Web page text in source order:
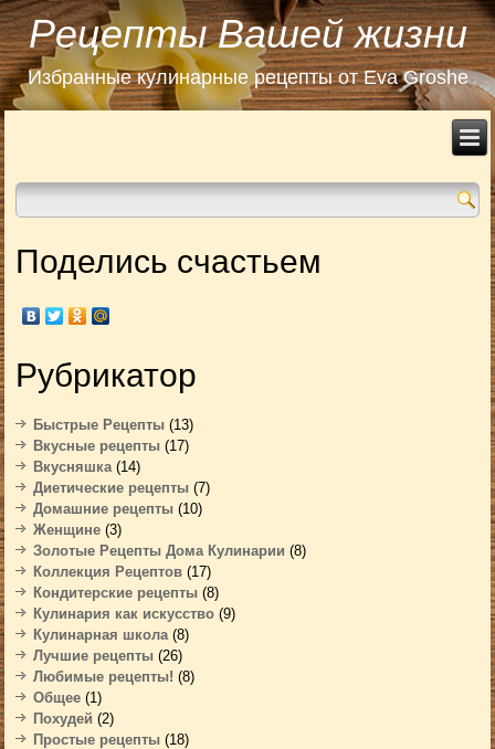
Рецепты Вашей жизни
Избранные кулинарные рецепты от Eva Groshe
Поделись счастьем
Рубрикатор
Быстрые Рецепты (13)
Вкусные рецепты (17)
Вкусняшка(14)
Диетические рецепты (7)
Домашние рецепты (10)
Женщине (3)
Золотые Рецепты Дома Кулинарии (8)
Коллекция Рецептов (17)
Кондитерские рецепты (8)
Кулинария как искусство (9)
Кулинарная школа(8)
Лучшие рецепты (26)
Любимые рецепты! (8)
Общее (1)
Похудей (2)
Простые рецепты (18)